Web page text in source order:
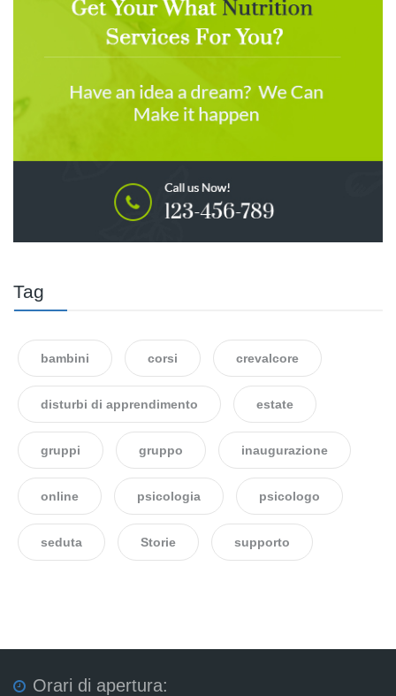
Tag
bambini corsi crevalcore
disturbi di apprendimento estate
gruppi gruppo inaugurazione
online psicologia psicologo
seduta Storie supporto
Orari di apertura: